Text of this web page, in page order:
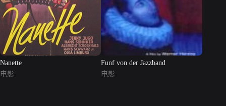
Nanette
电影
Funf von der Jazzband
电影